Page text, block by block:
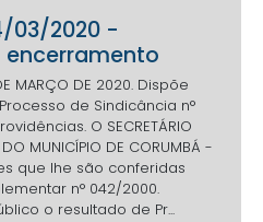
03/2020 -
encerramento
MARÇO DE 2020. Dispõe
de Sindicância n°
O SECRETÁRIO
MUNICÍPIO DE CORUMBÁ -
que lhe são conferidas
n° 042/2000.
o resultado de Pr...